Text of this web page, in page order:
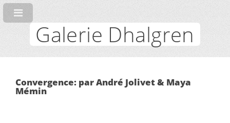
Galerie Dhalgren
Convergence: par André Jolivet & Maya
Mémin